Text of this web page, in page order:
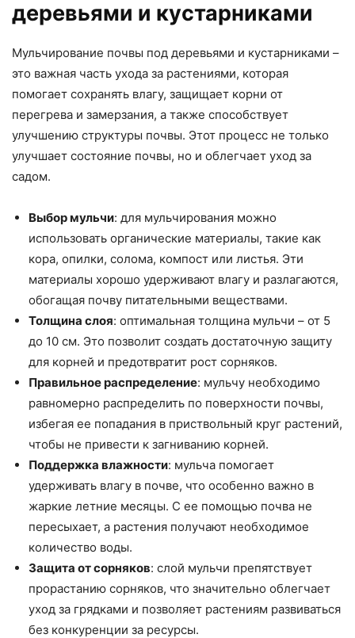
деревьями и кустарниками
Мульчирование почвы под деревьями и кустарниками –
это важная часть ухода за растениями, которая
помогает сохранять влагу, защищает корни от
перегрева и замерзания, а также способствует
улучшению структуры почвы. Этот процесс не только
улучшает состояние почвы, но и облегчает уход за
садом.
Выбор мульчи: для мульчирования можно
использовать органические материалы, такие как
кора, опилки, солома, компост или листья. Эти
материалы хорошо удерживают влагу и разлагаются,
обогащая почву питательными веществами.
Толщина слоя: оптимальная толщина мульчи – от 5
до 10 см. Это позволит создать достаточную защиту
для корней и предотвратит рост сорняков.
Правильное распределение: мульчу необходимо
равномерно распределить по поверхности почвы,
избегая ее попадания в приствольный круг растений,
чтобы не привести к загниванию корней.
Поддержка влажности: мульча помогает
удерживать влагу в почве, что особенно важно в
жаркие летние месяцы. С ее помощью почва не
пересыхает, а растения получают необходимое
количество воды.
Защита от сорняков: слой мульчи препятствует
прорастанию сорняков, что значительно облегчает
уход за грядками и позволяет растениям развиваться
без конкуренции за ресурсы.